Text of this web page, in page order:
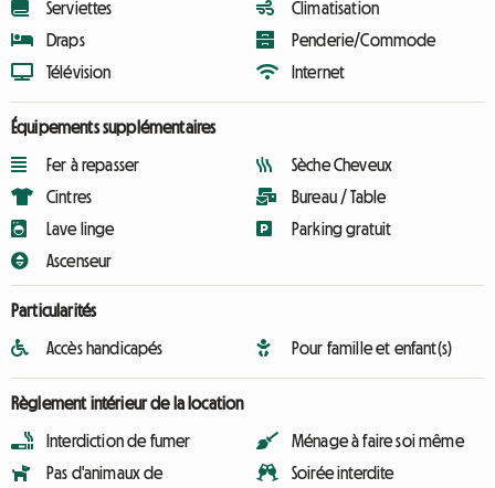
Serviettes
Draps
Télévision
Climatisation
Penderie/Commode
Internet
Équipements supplémentaires
Fer à repasser
Cintres
Lave linge
Ascenseur
Sèche Cheveux
Bureau / Table
Parking gratuit
Particularités
Accès handicapés Pour famille et enfant(s)
Règlement intérieur de la location
Interdiction de fumer
Pas d'animaux de
Ménage à faire soi même
Soirée interdite